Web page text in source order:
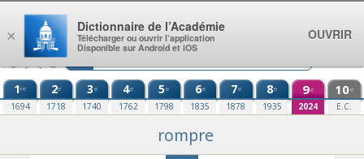
Aller au contenu
1re
1694
2e
1718
3e
1740
4e
1762
5e
1798
6e
1835
7e
1878
8e
1935
9e
2024
10e
E.C.
rompre
×
Dictionnaire de l’Académie
Télécharger ou ouvrir l’application
Disponible sur Android et iOS
OUVRIR